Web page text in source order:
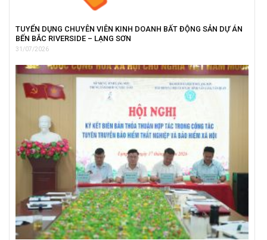
TUYỂN DỤNG CHUYÊN VIÊN KINH DOANH BẤT ĐỘNG SẢN DỰ ÁN
BẾN BẮC RIVERSIDE – LẠNG SƠN
31/07/2026